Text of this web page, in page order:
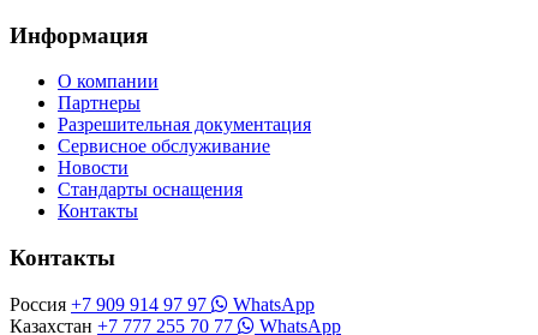
Информация
О компании
Партнеры
Разрешительная документация
Сервисное обслуживание
Новости
Стандарты оснащения
Контакты
Контакты
Россия +7 909 914 97 97
WhatsApp
Казахстан +7 777 255 70 77
WhatsApp